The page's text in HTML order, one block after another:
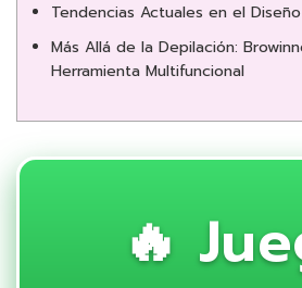
Tendencias Actuales en el
Más Allá de la Depilación:
Herramienta Multifuncional
🔥